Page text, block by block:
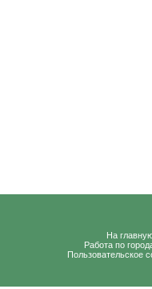
На
Работа по
Пользовательское